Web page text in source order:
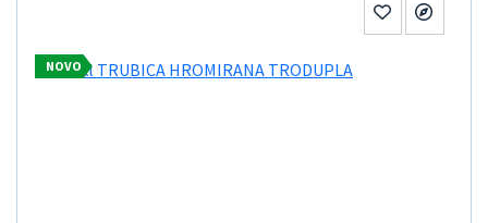
NOVO